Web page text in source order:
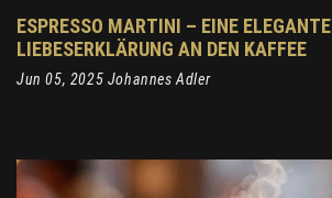
ESPRESSO MARTINI – EINE ELEGANTE
LIEBESERKLÄRUNG AN DEN KAFFEE
Jun 05, 2025 Johannes Adler